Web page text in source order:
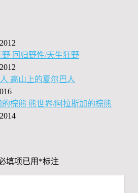
回归野性/天生狂野
高山上的夏尔巴人
熊世界/阿拉斯加的棕熊
填项已用 *标注